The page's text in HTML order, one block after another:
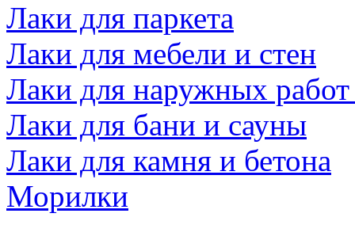
Лаки для паркета
Лаки для мебели и стен
Лаки для наружных
Лаки для бани и сауны
Лаки для камня и бетона
Морилки